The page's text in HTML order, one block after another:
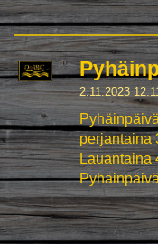
2.11.2023
perjantaina
Lauantaina